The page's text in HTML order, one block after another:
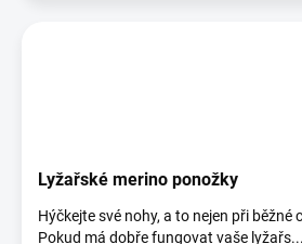
Lyžařské merino ponožky
Hýčkejte své nohy, a to nejen při běžné
Pokud má dobře fungovat vaše lyžařs...